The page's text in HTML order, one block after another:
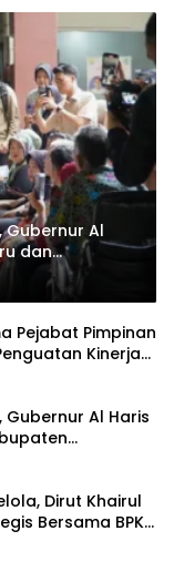
Gubernur Al
dan
untuk RSUD
Pejabat Pimpinan
Kinerja
Al Haris
Dirut Khairul
Bersama BPKP